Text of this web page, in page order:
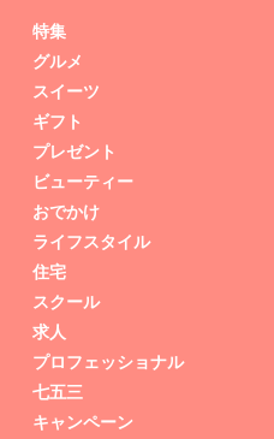
特集
グルメ
スイーツ
ギフト
プレゼント
ビューティー
おでかけ
ライフスタイル
住宅
スクール
求人
プロフェッショナル
七五三
キャンペーン